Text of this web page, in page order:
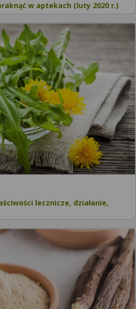
w aptekach (luty 2020 r.)
lecznicze, działanie,